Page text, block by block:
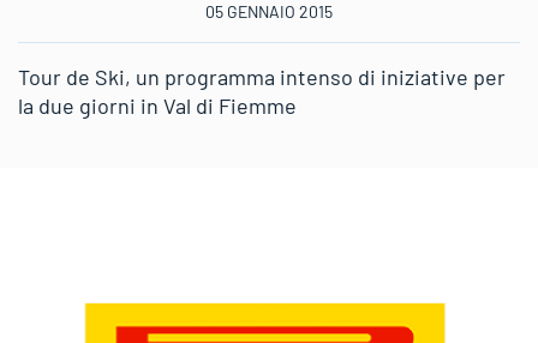
05 GENNAIO 2015
Tour de Ski, un programma intenso di iniziative per
la due giorni in Val di Fiemme